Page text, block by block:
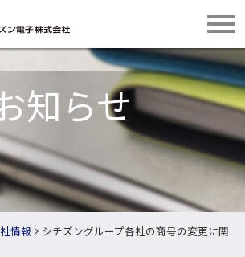
知らせ
情報 > シチズングループ各社の商号の変更に関